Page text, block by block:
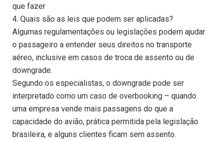
que fazer
4. Quais são as leis que podem ser aplicadas?
Algumas regulamentações ou legislações podem ajudar
o passageiro a entender seus direitos no transporte
aéreo, inclusive em casos de troca de assento ou de
downgrade.
Segundo os especialistas, o downgrade pode ser
interpretado como um caso de overbooking – quando
uma empresa vende mais passagens do que a
capacidade do avião, prática permitida pela legislação
brasileira, e alguns clientes ficam sem assento.